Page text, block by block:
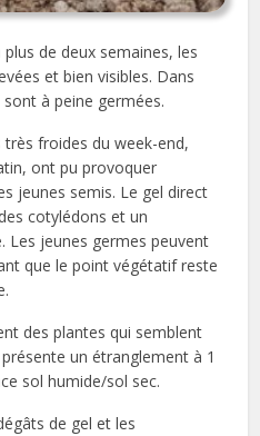
de deux semaines, les
et bien visibles. Dans
sont à peine germées.
froides du week-end,
ont pu provoquer
jeunes semis. Le gel direct
cotylédons et un
Les jeunes germes peuvent
que le point végétatif reste
des plantes qui semblent
un étranglement à 1
sol humide/sol sec.
de gel et les